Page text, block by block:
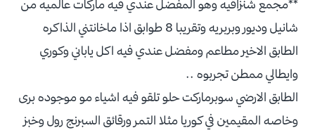
**مجمع شنزاقيه وهو المفضل عندي فيه ماركات عالميه من
شانيل وديور وبربريه وتقريبا 8 طوابق اذا ماخانتني الذاكره
الطابق الاخير مطاعم ومفضل عندي فيه اكل ياباني وكوري
وايطالي ممطن تجربوه ..
الطابق الارضي سوبرماركت حلو تلقو فيه اشياء مو موجوده برى
وخاصه المقيمين في كوريا مثلا التمر ورقائق السبرنج رول وخبز